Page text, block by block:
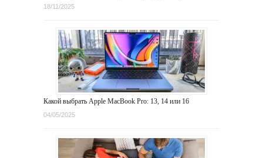
18/11/2025
Какой выбрать Apple MacBook Pro: 13, 14 или 16
04/05/2025